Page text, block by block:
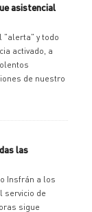
asistencial
"alerta" y todo
activado, a
de nuestro
las
Insfrán a los
servicio de
sigue